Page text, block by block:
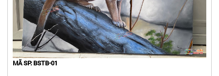
MÃ SP: BSTB-01